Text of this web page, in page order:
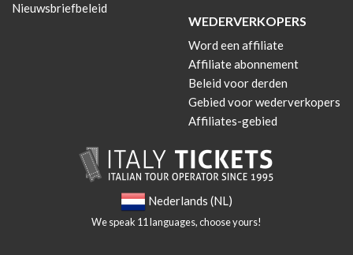
Nieuwsbriefbeleid
WEDERVERKOPERS
Word een affiliate
Affiliate abonnement
Beleid voor derden
Gebied voor wederverkopers
Affiliates-gebied
Nederlands (NL)
We speak 11 languages, choose yours!